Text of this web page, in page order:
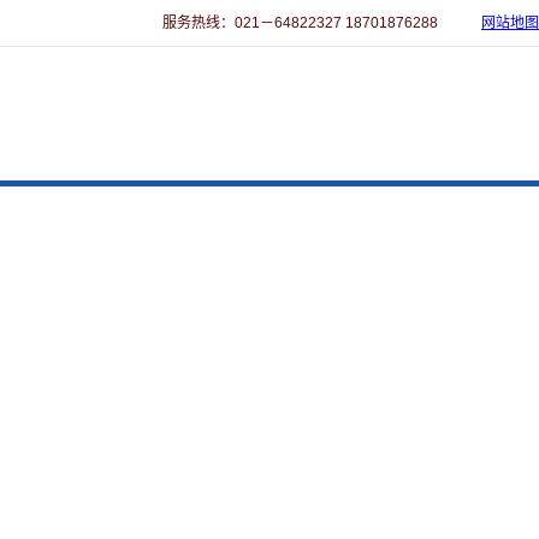
服务热线：021－64822327 18701876288 网站地图